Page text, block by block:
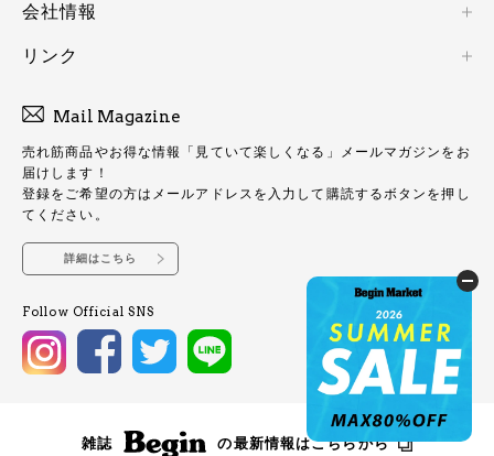
会社情報
リンク
Mail Magazine
売れ筋商品やお得な情報「見ていて楽しくなる」メールマガジンをお
届けします！
登録をご希望の方はメールアドレスを入力して購読するボタンを押し
てください。
詳細はこちら
Follow Official SNS
雑誌 の最新情報はこちらから